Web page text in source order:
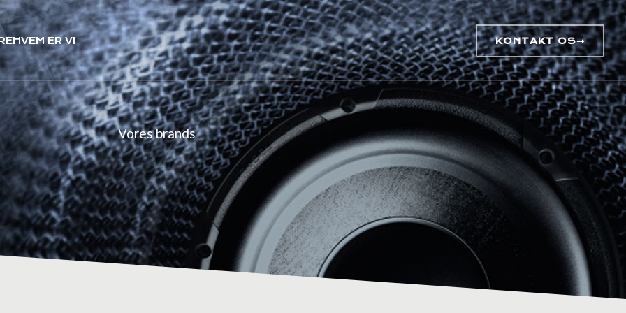
HVEM ER VI KONTAKT OS
Vores brands